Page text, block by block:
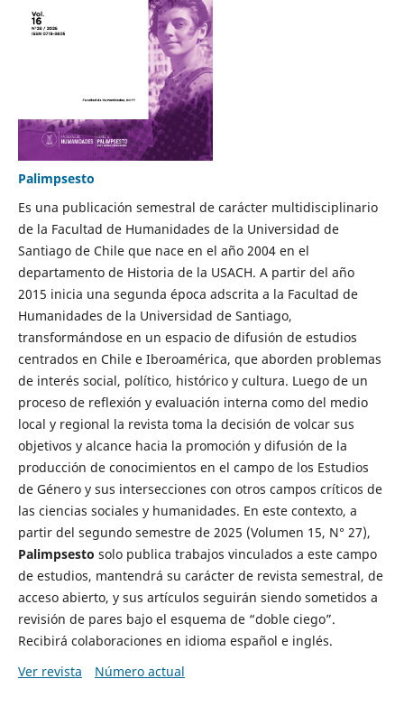
Palimpsesto
Es una publicación semestral de carácter multidisciplinario
de la Facultad de Humanidades de la Universidad de
Santiago de Chile que nace en el año 2004 en el
departamento de Historia de la USACH. A partir del año
2015 inicia una segunda época adscrita a la Facultad de
Humanidades de la Universidad de Santiago,
transformándose en un espacio de difusión de estudios
centrados en Chile e Iberoamérica, que aborden problemas
de interés social, político, histórico y cultura. Luego de un
proceso de reflexión y evaluación interna como del medio
local y regional la revista toma la decisión de volcar sus
objetivos y alcance hacia la promoción y difusión de la
producción de conocimientos en el campo de los Estudios
de Género y sus intersecciones con otros campos críticos de
las ciencias sociales y humanidades. En este contexto, a
partir del segundo semestre de 2025 (Volumen 15, N° 27),
Palimpsesto solo publica trabajos vinculados a este campo
de estudios, mantendrá su carácter de revista semestral, de
acceso abierto, y sus artículos seguirán siendo sometidos a
revisión de pares bajo el esquema de “doble ciego”.
Recibirá colaboraciones en idioma español e inglés.
Ver revista
Número actual